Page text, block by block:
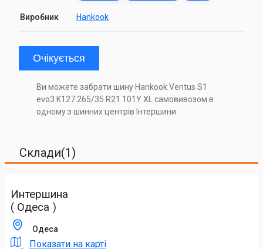
Виробник Hankook
Очікується
Ви можете забрати шину Hankook Ventus S1
evo3 K127 265/35 R21 101Y XL самовивозом в
одному з шинних центрів Інтершини
Склади(1)
Интершина
( Одеса )
Одеса
Показати на карті